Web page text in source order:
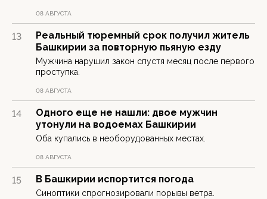
08 АВГУСТА
13
Реальный тюремный срок получил житель
Башкирии за повторную пьяную езду
Мужчина нарушил закон спустя месяц после первого
проступка.
08 АВГУСТА
14
Одного еще не нашли: двое мужчин
утонули на водоемах Башкирии
Оба купались в необорудованных местах.
08 АВГУСТА
15 В Башкирии испортится погода
Синоптики спрогнозировали порывы ветра.